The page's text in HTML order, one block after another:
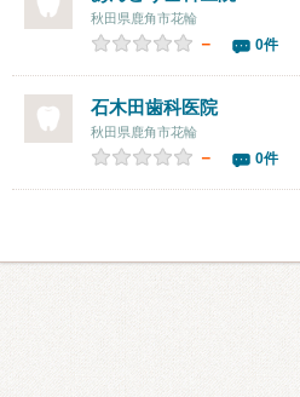
秋田県鹿角市花輪
－ 0件
石木田歯科医院
秋田県鹿角市花輪
－ 0件